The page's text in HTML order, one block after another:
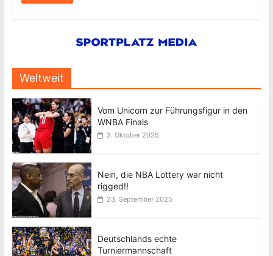
Weltweit
Vom Unicorn zur Führungsfigur in den
WNBA Finals
3. Oktober 2025
Nein, die NBA Lottery war nicht
rigged!!
23. September 2025
Deutschlands echte
Turniermannschaft